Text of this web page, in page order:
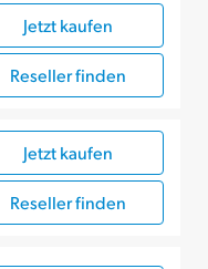
Jetzt kaufen
Reseller finden
Jetzt kaufen
Reseller finden